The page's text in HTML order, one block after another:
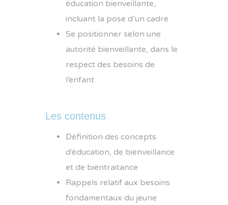
éducation bienveillante,
incluant la pose d’un cadre
Se positionner selon une
autorité bienveillante, dans le
respect des besoins de
l’enfant
Les contenus
Définition des concepts
d’éducation, de bienveillance
et de bientraitance
Rappels relatif aux besoins
fondamentaux du jeune